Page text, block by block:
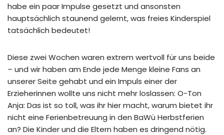
habe ein paar Impulse gesetzt und ansonsten
hauptsächlich staunend gelernt, was freies Kinderspiel
tatsächlich bedeutet!
Diese zwei Wochen waren extrem wertvoll für uns beide
– und wir haben am Ende jede Menge kleine Fans an
unserer Seite gehabt und ein Impuls einer der
Erzieherinnen wollte uns nicht mehr loslassen: O-Ton
Anja: Das ist so toll, was ihr hier macht, warum bietet ihr
nicht eine Ferienbetreuung in den BaWü Herbstferien
an? Die Kinder und die Eltern haben es dringend nötig.